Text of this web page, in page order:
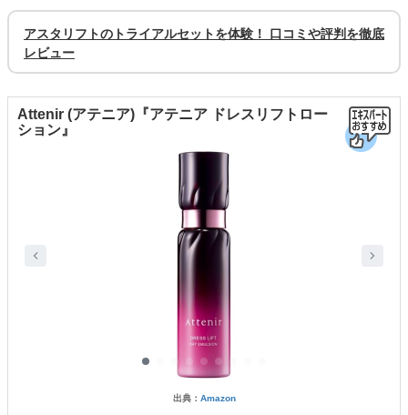
アスタリフトのトライアルセットを体験！ 口コミや評判を徹底
レビュー
Attenir (アテニア)『アテニア ドレスリフトロー
ション』
出典： Amazon